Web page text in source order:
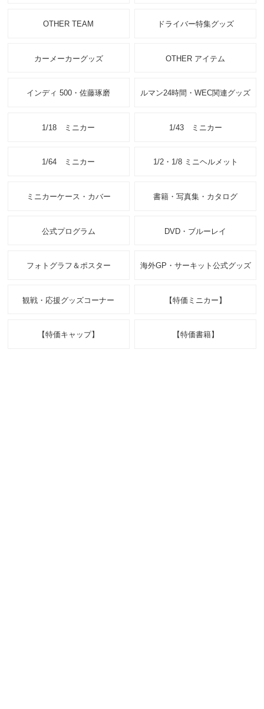
OTHER TEAM ドライバー特集グッズ
カーメーカーグッズ OTHER アイテム
インディ 500・佐藤琢磨 ルマン24時間・WEC関連グッズ
1/18 ミニカー 1/43 ミニカー
1/64 ミニカー 1/2・1/8 ミニヘルメット
ミニカーケース・カバー 書籍・写真集・カタログ
公式プログラム DVD・ブルーレイ
フォトグラフ＆ポスター 海外GP・サーキット公式グッズ
観戦・応援グッズコーナー 【特価ミニカー】
【特価キャップ】 【特価書籍】